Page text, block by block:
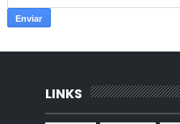
LINKS